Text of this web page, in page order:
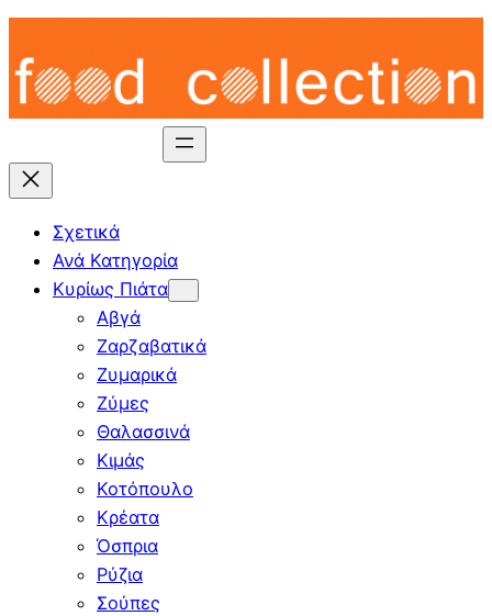
Skip
content
Σχετικά
Ανά Κατηγορία
Κυρίως Πιάτα
Αβγά
Ζαρζαβατικά
Ζυμαρικά
Ζύμες
Θαλασσινά
Κιμάς
Κοτόπουλο
Κρέατα
Όσπρια
Ρύζια
Σούπες